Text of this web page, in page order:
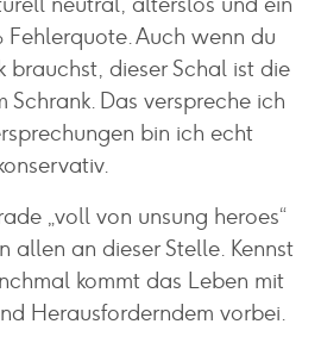
Fehlerquote. Auch wenn du
brauchst, dieser Schal ist die
Schrank. Das verspreche ich
bin ich echt
„voll von unsung heroes“
allen an dieser Stelle. Kennst
kommt das Leben mit
Herausforderndem vorbei.